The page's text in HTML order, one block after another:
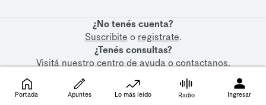
¿No tenés cuenta?
Suscribite o registrate.
¿Tenés consultas?
Visitá nuestrocentro de ayudaocontactanos.
Portada Apuntes Lo más leído Radio Ingresar